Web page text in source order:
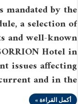
mandated by the
a selection of
and well-known
Hotel in
issues affecting
and in the …
أكمل القراءة »